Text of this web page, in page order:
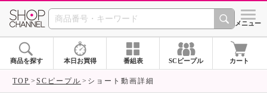
SHOP CHANNEL シメニュー
商品を探す 本日お買得 番組表 SCピープル カート
TOP SCピープル ショート動画詳細